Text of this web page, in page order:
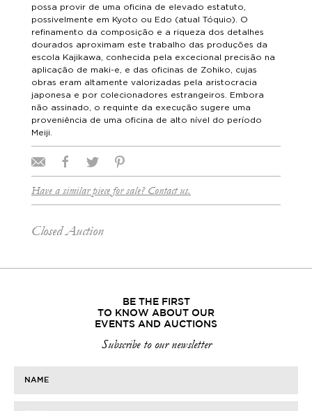
possa provir de uma oficina de elevado estatuto,
possivelmente em Kyoto ou Edo (atual Tóquio). O
refinamento da composição e a riqueza dos detalhes
dourados aproximam este trabalho das produções da
escola Kajikawa, conhecida pela excecional precisão na
aplicação de maki-e, e das oficinas de Zohiko, cujas
obras eram altamente valorizadas pela aristocracia
japonesa e por colecionadores estrangeiros. Embora
não assinado, o requinte da execução sugere uma
proveniência de uma oficina de alto nível do período
Meiji.
Have a similar piece for sale? Contact us.
Closed Auction
BE THE FIRST
TO KNOW ABOUT OUR
EVENTS AND AUCTIONS
Subscribe to our newsletter
NAME